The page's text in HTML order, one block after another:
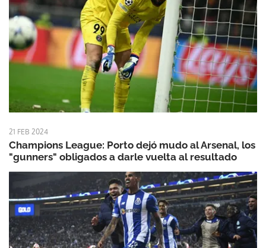
21 FEB 2024
Champions League: Porto dejó mudo al Arsenal, los
"gunners" obligados a darle vuelta al resultado